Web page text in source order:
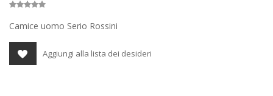
Camice uomo Serio Rossini
Aggiungi alla lista dei desideri